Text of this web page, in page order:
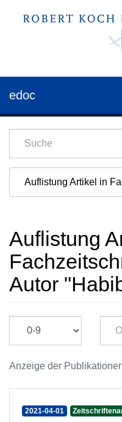
edoc
Auflistung Artikel in
Auflistung
Autor
Anzeige der
2021-04-01